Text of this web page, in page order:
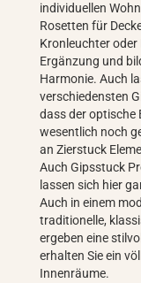
individuellen
Rosetten für
Kronleuchter oder
Ergänzung und
Harmonie. Auch
verschiedensten
dass der optische
wesentlich noch
an Zierstuck
Auch Gipsstuck
lassen sich hier
Auch in einem
traditionelle,
ergeben eine
erhalten Sie ein
Innenräume.